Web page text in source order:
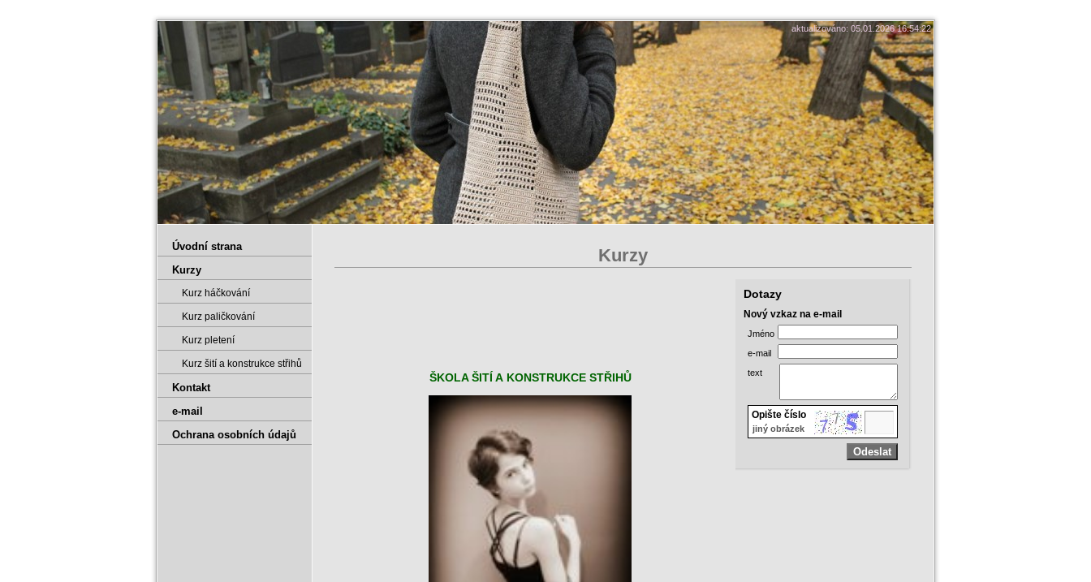
aktualizováno: 05.01.2026 16:54:22
Kurzy
Dotazy
Nový vzkaz na e-mail
Jméno
e-mail
text
Opište číslo
jiný obrázek
ŠKOLA ŠITÍ A KONSTRUKCE STŘIHŮ
Úvodní strana
Kurzy
Kurz háčkování
Kurz paličkování
Kurz pletení
Kurz šití a konstrukce střihů
Kontakt
e-mail
Ochrana osobních údajů